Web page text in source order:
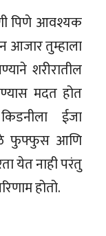
पिणे आवश्यक
आजार तुम्हाला
शरीरातील
मदत होत
ईजा
फुफ्फुस आणि
येत नाही परंतु
होतो.